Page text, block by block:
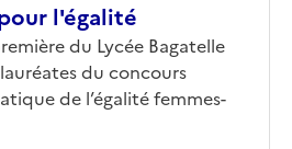
l'égalité
du Lycée Bagatelle
du concours
de l’égalité femmes-